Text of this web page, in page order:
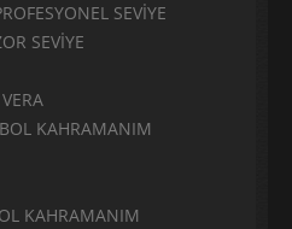
SEVİYE
SEVİYE
KAHRAMANIM
KAHRAMANIM